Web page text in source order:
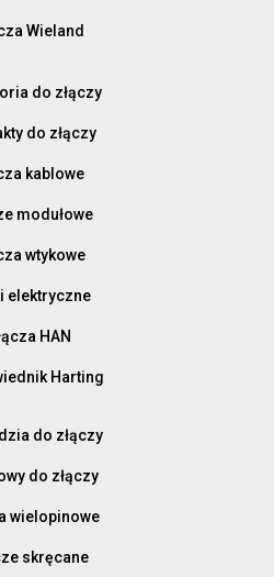
Wieland
do złączy
do złączy
kablowe
modułowe
wtykowe
elektryczne
HAN
Harting
do złączy
do złączy
wielopinowe
skręcane